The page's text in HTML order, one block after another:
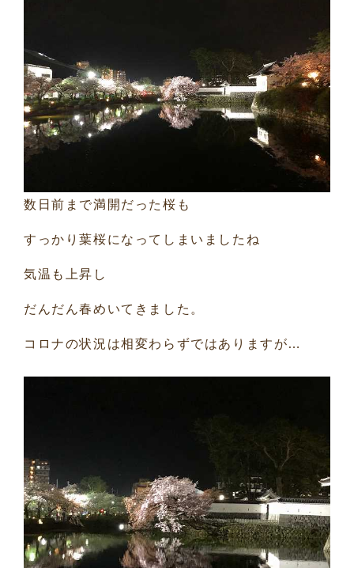
数日前まで満開だった桜も
すっかり葉桜になってしまいましたね
気温も上昇し
だんだん春めいてきました。
コロナの状況は相変わらずではありますが…